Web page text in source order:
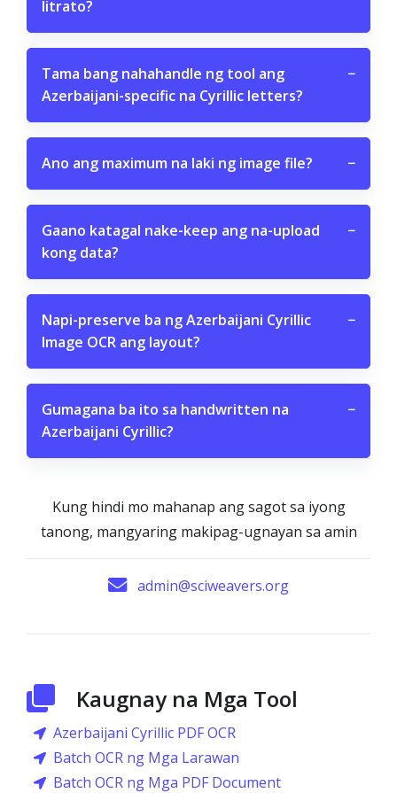
litrato?
Tama bang nahahandle ng tool ang
Azerbaijani-specific na Cyrillic letters?
−
Ano ang maximum na laki ng image file? −
Gaano katagal nake-keep ang na-upload
kong data?
−
Napi-preserve ba ng Azerbaijani Cyrillic
Image OCR ang layout?
−
Gumagana ba ito sa handwritten na
Azerbaijani Cyrillic?
−
Kung hindi mo mahanap ang sagot sa iyong
tanong, mangyaring makipag-ugnayan sa amin
admin@sciweavers.org
Kaugnay na Mga Tool
Azerbaijani Cyrillic PDF OCR
Batch OCR ng Mga Larawan
Batch OCR ng Mga PDF Document